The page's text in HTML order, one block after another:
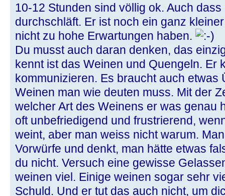
10-12 Stunden sind völlig ok. Auch
durchschläft. Er ist noch ein ganz
nicht zu hohe Erwartungen haben.
Du musst auch daran denken, das
kennt ist das Weinen und Quengeln. Er
kommunizieren. Es braucht auch etwas
Weinen man wie deuten muss. Mit der
welcher Art des Weinens er was genau
oft unbefriedigend und frustrierend,
weint, aber man weiss nicht warum.
Vorwürfe und denkt, man hätte etwas
du nicht. Versuch eine gewisse
weinen viel. Einige weinen sogar sehr
Schuld. Und er tut das auch nicht, um